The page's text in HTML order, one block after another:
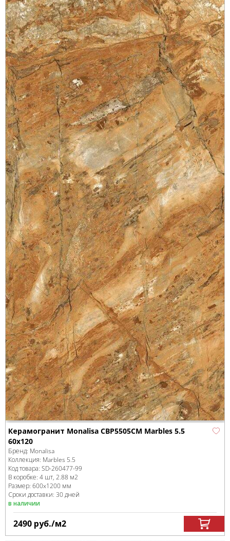
Керамогранит Monalisa CBP5505CM Marbles 5.5
60x120
Бренд: Monalisa
Коллекция: Marbles 5.5
Код товара: SD-260477-99
В коробке: 4 шт, 2.88 м2
Размер: 600x1200 мм
Сроки доставки: 30 дней
в наличии
2490 руб./м2